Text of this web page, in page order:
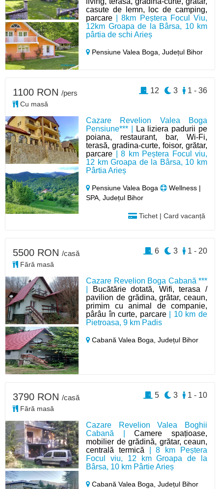
casute de lemn, loc de camping,
parcare | 8km Peștera Focul Viu,
12km Groapa de la Bârsa, 10 km
pârtia de schi Arieș
Pensiune Valea Boga,Județul Bihor
Cazare Revelion Valea Boga
Pensiune*** |
La liziera padurii pe
poiana, restaurant, bar, Wi-Fi,
terasă, gradina-curte, foisor, grătar,
parcare | 8 km Peștera Focul viu,
12 km Groapa de la Bârsa, 10 km
Pârtia Arieș
Pensiune Valea Boga
Wellness |
SPA, Județul Bihor
Tichet | Card vacanță
1100 RON /pers
Cu masă
1 - 36
3
12
Cazare Revelion Boga Cabană ***
Bucătărie dotată, Wifi, terasa /
pavilion de grădina, grătar, ceaun,
primim cu animal de companie,
pârâu în curte, parcare| 10 km de
Pietroasa, 9 km Padis
Cabană Valea Boga,Județul Bihor
5500 RON /casă
Fără masă
1 - 20
3
6
Cazare Revelion Valea Boghii
Cabană |Camere spațioase,
mobilier de grădină, grătar, ceaun,
centrală termică | 8 km Peștera
Focul viu, 12 km Groapa de la
Bârsa, 10 km Pârtie Arieș
Cabană Valea Boga,Județul Bihor
3790 RON /casă
Fără masă
1 - 10
3
5